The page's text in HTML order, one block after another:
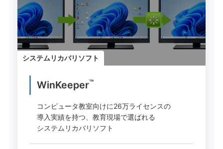
システムリカバリソフト
WinKeeper™
コンピュータ教室向けに26万ライセンスの
導入実績を持つ、教育現場で選ばれる
システムリカバリソフト